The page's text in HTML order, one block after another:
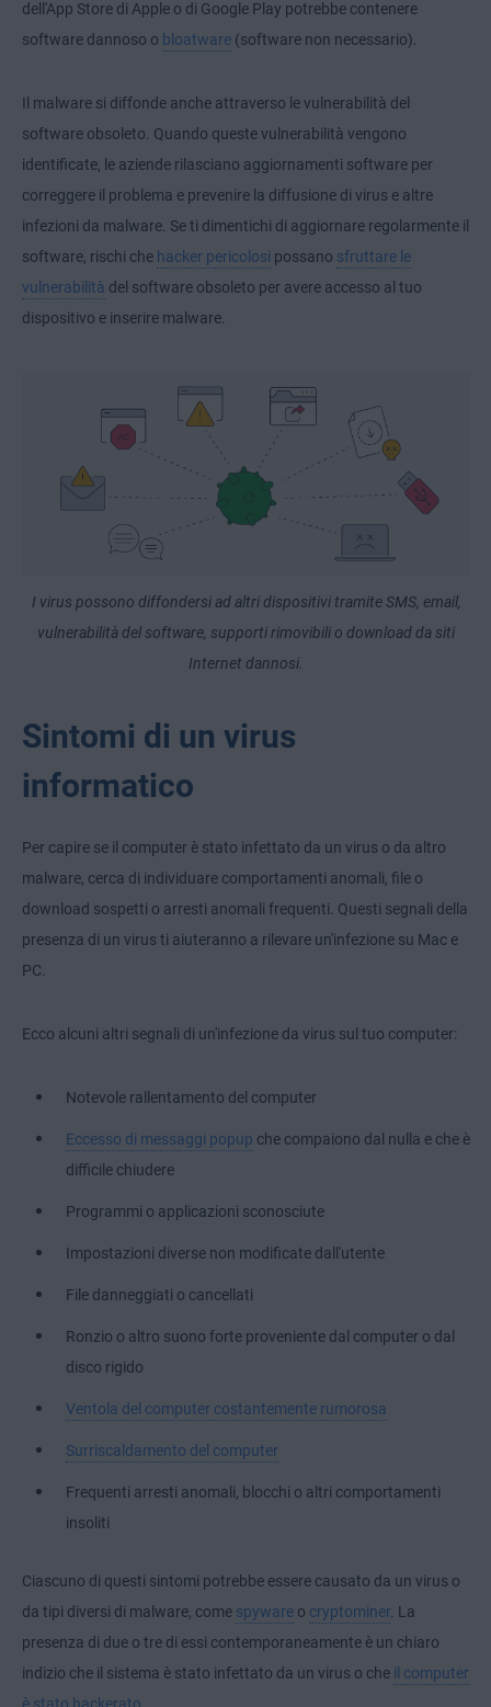
dell'App Store di Apple o di Google Play potrebbe contenere
software dannoso o bloatware (software non necessario).
Il malware si diffonde anche attraverso le vulnerabilità del
software obsoleto. Quando queste vulnerabilità vengono
identificate, le aziende rilasciano aggiornamenti software per
correggere il problema e prevenire la diffusione di virus e altre
infezioni da malware. Se ti dimentichi di aggiornare regolarmente il
software, rischi che hacker pericolosi possano sfruttare le
vulnerabilità del software obsoleto per avere accesso al tuo
dispositivo e inserire malware.
I virus possono diffondersi ad altri dispositivi tramite SMS, email,
vulnerabilità del software, supporti rimovibili o download da siti
Internet dannosi.
Sintomi di un virus
informatico
Per capire se il computer è stato infettato da un virus o da altro
malware, cerca di individuare comportamenti anomali, file o
download sospetti o arresti anomali frequenti. Questi segnali della
presenza di un virus ti aiuteranno a rilevare un'infezione su Mac e
PC.
Ecco alcuni altri segnali di un'infezione da virus sul tuo computer:
Notevole rallentamento del computer
Eccesso di messaggi popup che compaiono dal nulla e che è
difficile chiudere
Programmi o applicazioni sconosciute
Impostazioni diverse non modificate dall'utente
File danneggiati o cancellati
Ronzio o altro suono forte proveniente dal computer o dal
disco rigido
Ventola del computer costantemente rumorosa
Surriscaldamento del computer
Frequenti arresti anomali, blocchi o altri comportamenti
insoliti
Ciascuno di questi sintomi potrebbe essere causato da un virus o
da tipi diversi di malware, come spyware o cryptominer. La
presenza di due o tre di essi contemporaneamente è un chiaro
indizio che il sistema è stato infettato da un virus o che il computer